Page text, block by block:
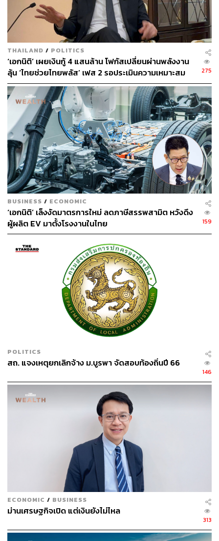
การพักชำระหนี้
การลดดอกเบี้ย
การออกสินเชื่อพิเศษ ดอกเบี้ยต่ำ สำหรับผู้ได้รับผลกระ
ทบ เช่น ซ่อมแซมที่อยู่อาศัย ร้านค้า
การมอบเงินเยียวยา
การประสานให้ สำนักงานคณะกรรมการกำกับและส่ง
เสริมการประกอบธุรกิจประกันภัย (คปภ.) เข้ามามี
บทบาทในการเร่งระยะเวลาและดูแลการเคลมประกัน
ภัย
การจัดตั้งศูนย์พักพิงสำหรับประชาชนที่ยังไม่สามารถ
อาศัยในที่พักของตนได้
การขอความร่วมมือจากรัฐวิสาหกิจต่าง ๆ ที่เกี่ยวข้อง
ผ่าน สำนักงานคณะกรรมการนโยบายรัฐวิสาหกิจ
(สคร.) เพื่อช่วยในการฟื้นฟูกิจการและซ่อมแซมที่อยู่
อาศัยซึ่งจะเป็นการบูรณาการความช่วยเหลือจากหน่วย
งานต่าง ๆ
ระยะที่ 3 ฟื้นฟู – ให้การดำเนินชีวิตและธุรกิจกลับมาได้
กระทรวงการคลังจะออกมาตรการฟื้นฟูที่จำเป็นสำหรับผู้ได้
รับผลกระทบในภาพรวม โดยเน้นมาตรการที่เป็นประโยชน์
สามารถช่วยสนับสนุนผู้ได้รับผลกระทบให้สามารถฟื้นฟู
อาชีพ และชีวิตความเป็นอยู่ได้อย่างมีประสิทธิภาพ อาทิ การ
ออกสินเชื่อฟื้นฟู ซึ่งจะได้มีการพิจารณาออกมาตรการตาม
ความเหมาะสม และนำเสนอคณะรัฐมนตรีต่อไป
“การช่วยเหลือผู้ประสบภัยต้องทำอย่างเร่งด่วน ควบคู่ไปกับ
กระทรวงและหน่วยงานในสังกัดกระทรวงการคลังให้ไปถึง
ประชาชนและภาคธุรกิจอย่างมีประสิทธิภาพ เป้าหมาย
ในชีวิต ขณะเดียวกันหน่วยงานในสังกัด ทั้งภาคราชการ
สถาบันการเงินเฉพาะกิจของรัฐ และหน่วยงานในกำกับ จะ
ดำเนินการเร่งออกมาตรการเยียวยาและฟื้นฟูให้กับผู้ประสบ
ภัยในครั้งนี้ โดยให้ความสำคัญกับการทำให้ชีวิตของ
ประชาชน รวมถึงเจ้าหน้าที่ในพื้นที่ปลอดภัยและได้รับความ
ช่วยเหลือในทุกมิติอย่างเร็วที่สุด และมีขวัญกำลังใจที่ดีตาม
มา” รองนายกรัฐมนตรีและรัฐมนตรีว่าการกระทรวงการคลัง
THAILAND / POLITICS
‘เอกนิติ’ เผยเงินกู้ 4 แสนล้าน โฟกัสเปลี่ยนผ่านพลังงาน
ลุ้น ‘ไทยช่วยไทยพลัส’ เฟส 2 รอประเมินความเหมาะสม
275
BUSINESS / ECONOMIC
‘เอกนิติ’ เล็งงัดมาตรการใหม่ ลดภาษีสรรพสามิต หวังดึง
ผู้ผลิต EV มาตั้งโรงงานในไทย
159
POLITICS
สถ. แจงเหตุยกเลิกจ้าง ม.บูรพา จัดสอบท้องถิ่นปี 66
146
ECONOMIC / BUSINESS
ม่านเศรษฐกิจเปิด แต่เงินยังไม่ไหล
313